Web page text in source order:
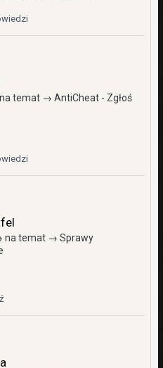
temat → AntiCheat - Zgłoś
temat → Sprawy